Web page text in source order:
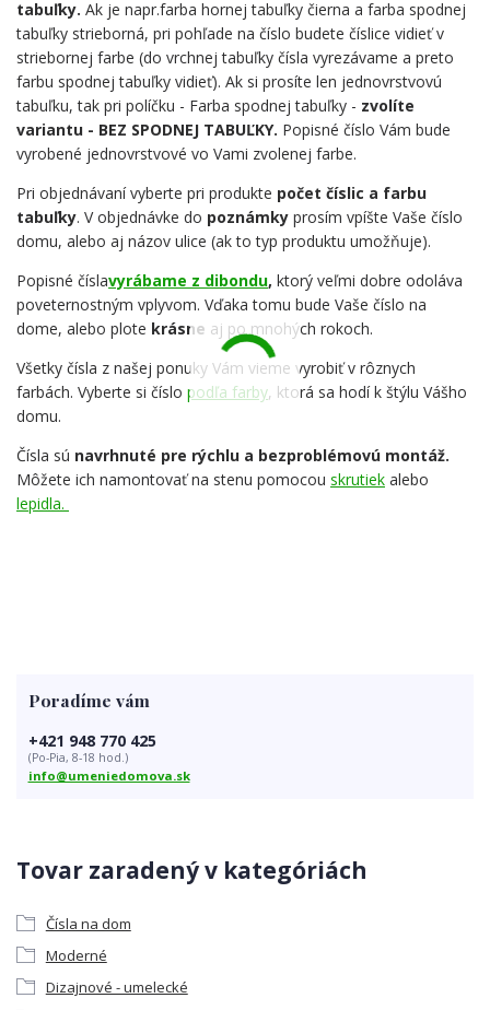
tabuľky. Ak je napr.farba hornej tabuľky čierna a farba spodnej
tabuľky strieborná, pri pohľade na číslo budete číslice vidieť v
striebornej farbe (do vrchnej tabuľky čísla vyrezávame a preto
farbu spodnej tabuľky vidieť). Ak si prosíte len jednovrstvovú
tabuľku, tak pri políčku - Farba spodnej tabuľky - zvolíte
variantu - BEZ SPODNEJ TABUĽKY. Popisné číslo Vám bude
vyrobené jednovrstvové vo Vami zvolenej farbe.
Pri objednávaní vyberte pri produkte počet číslic a farbu
tabuľky. V objednávke do poznámky prosím vpíšte Vaše číslo
domu, alebo aj názov ulice (ak to typ produktu umožňuje).
Popisné číslavyrábame z dibondu, ktorý veľmi dobre odoláva
poveternostným vplyvom. Vďaka tomu bude Vaše číslo na
dome, alebo plote krásne aj po mnohých rokoch.
Všetky čísla z našej ponuky Vám vieme vyrobiť v rôznych
farbách. Vyberte si číslo podľa farby, ktorá sa hodí k štýlu Vášho
domu.
Čísla sú navrhnuté pre rýchlu a bezproblémovú montáž.
Môžete ich namontovať na stenu pomocou skrutiek alebo
lepidla.
Tovar zaradený v kategóriách
Čísla na dom
Moderné
Dizajnové - umelecké
Poradíme vám
+421 948 770 425
(Po-Pia, 8-18 hod.)
info@umeniedomova.sk